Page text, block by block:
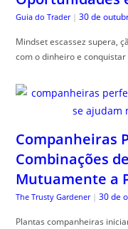
Guia do Trader | 30 de
Mindset escassez supera,
com o dinheiro e
Companheiras
Combinações
Mutuamente a
The Trusty Gardener | 30 de
Plantas companheiras